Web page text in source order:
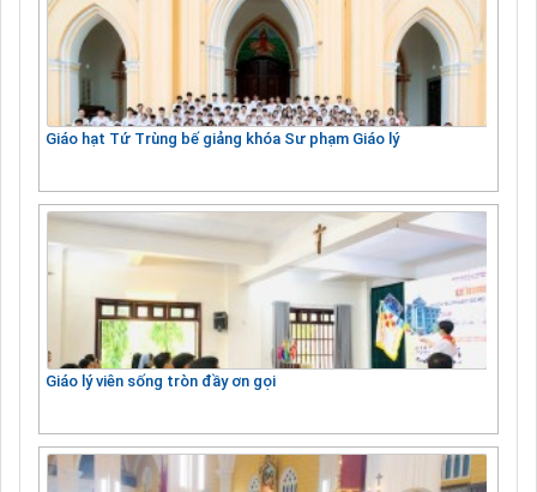
Giáo hạt Tứ Trùng bế giảng khóa Sư phạm Giáo lý
Giáo lý viên sống tròn đầy ơn gọi